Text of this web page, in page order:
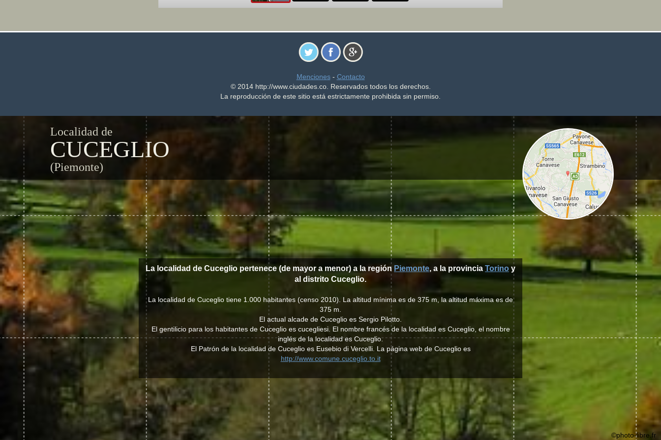
Menciones- Contacto
© 2014 http://www.ciudades.co. Reservados todos los derechos.
La reproducción de este sitio está estrictamente prohibida sin permiso.
Localidad de
CUCEGLIO
(Piemonte)
La localidad de Cuceglio pertenece (de mayor a menor) a la región Piemonte, a la provincia Torino y
al distrito Cuceglio.
La localidad de Cuceglio tiene 1.000 habitantes (censo 2010). La altitud mínima es de 375 m, la altitud máxima es de
375 m.
El actual alcade de Cuceglio es Sergio Pilotto.
El gentilicio para los habitantes de Cuceglio es cucegliesi. El nombre francés de la localidad es Cuceglio, el nombre
inglés de la localidad es Cuceglio.
El Patrón de la localidad de Cuceglio es Eusebio di Vercelli. La página web de Cuceglio es
http://www.comune.cuceglio.to.it
©photo-libre.fr